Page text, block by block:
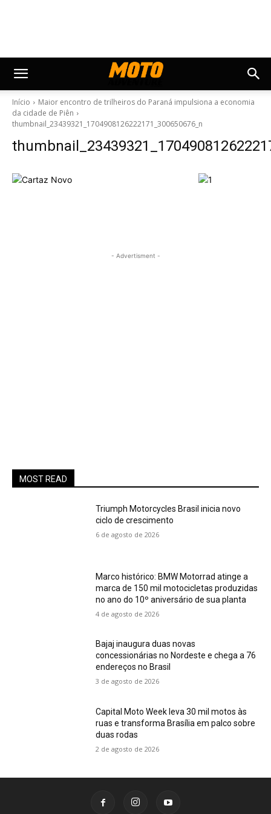
Início
Maior encontro de trilheiros do Paraná impulsiona a economia
da cidade de Piên
thumbnail_23439321_1704908126222171_300650676_n
- Advertisment -
MOST READ
Triumph Motorcycles Brasil inicia novo
ciclo de crescimento
6 de agosto de 2026
Marco histórico: BMW Motorrad atinge a
marca de 150 mil motocicletas produzidas
no ano do 10º aniversário de sua planta
4 de agosto de 2026
Bajaj inaugura duas novas
concessionárias no Nordeste e chega a 76
endereços no Brasil
3 de agosto de 2026
Capital Moto Week leva 30 mil motos às
ruas e transforma Brasília em palco sobre
duas rodas
2 de agosto de 2026